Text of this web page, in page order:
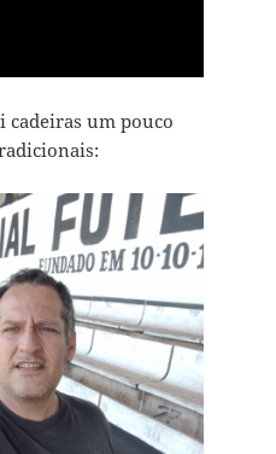
cadeiras um pouco